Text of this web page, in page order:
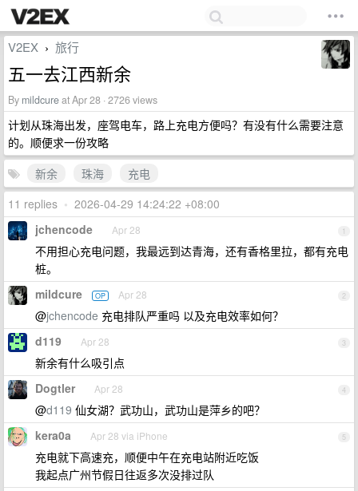
V2EX › 旅行
五一去江西新余
By mildcureat Apr 28 · 2726 views
计划从珠海出发，座驾电车，路上充电方便吗？有没有什么需要注意
的。顺便求一份攻略
新余
珠海
充电
11 replies • 2026-04-29 14:24:22 +08:00
1
jchencode Apr 28
不用担心充电问题，我最远到达青海，还有香格里拉，都有充电
桩。
2
mildcure OP Apr 28
@jchencode 充电排队严重吗 以及充电效率如何？
3
d119 Apr 28
新余有什么吸引点
4
Dogtler Apr 28
@d119 仙女湖？武功山，武功山是萍乡的吧？
5
kera0a Apr 28 via iPhone
充电就下高速充，顺便中午在充电站附近吃饭
我起点广州节假日往返多次没排过队